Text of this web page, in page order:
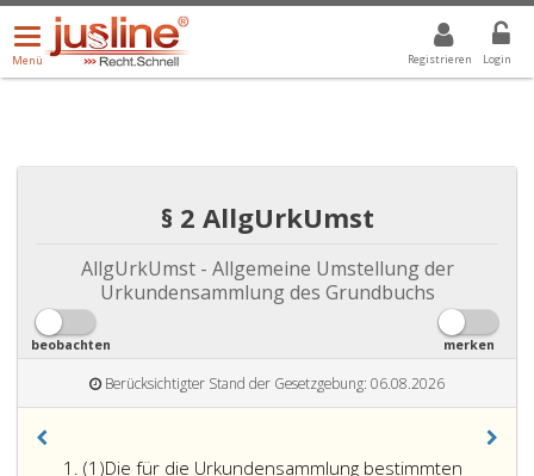
Registrieren Login
Menü
öffnen/schließen
Menü
ALLE DROPDOWN: GEWÄHLTER WERT IST ALLE
§ 2 AllgUrkUmst
AllgUrkUmst - Allgemeine Umstellung der
Urkundensammlung des Grundbuchs
beobachten merken
Berücksichtigter Stand der Gesetzgebung: 06.08.2026
(1)Absatz
Die für die Urkundensammlung bestimmten